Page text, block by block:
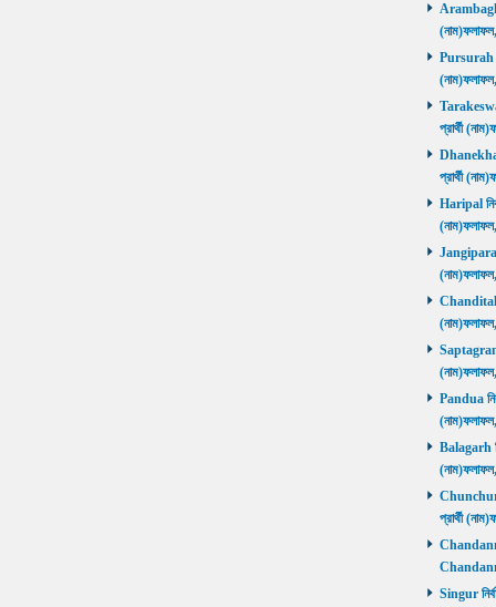
Arambagh
Pursurah
প্রার্থী
Dhanekhali
প্রার্থী
Haripal
Jangipara
Chanditala
Saptagram
Pandua
Balagarh
Chunchura
প্রার্থী
Singur